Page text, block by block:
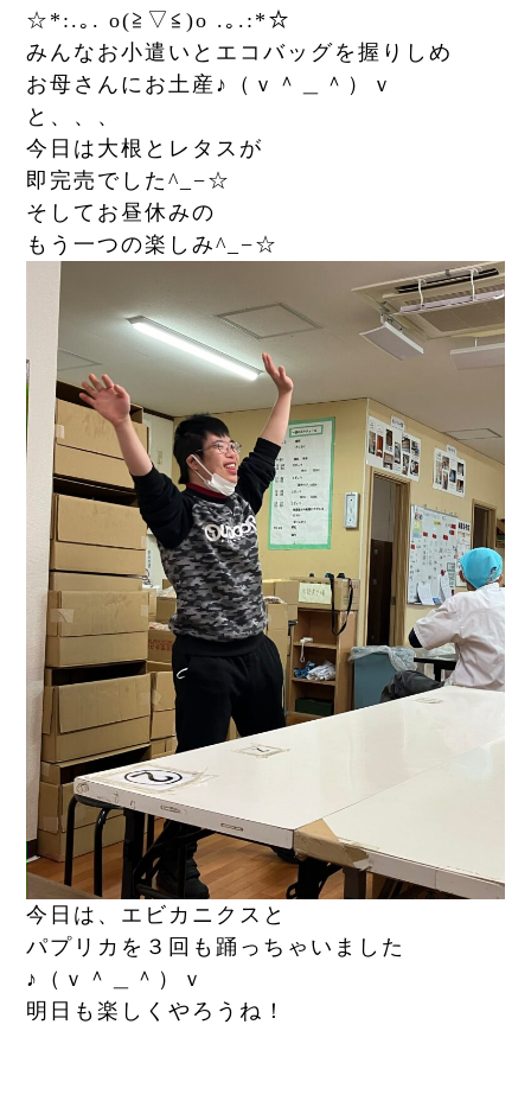
☆*:.｡. o(≧▽≦)o .｡.:*☆
みんなお小遣いとエコバッグを握りしめ
お母さんにお土産♪（ｖ＾＿＾）ｖ
と、、、
今日は大根とレタスが
即完売でした^_−☆
そしてお昼休みの
もう一つの楽しみ^_−☆
今日は、エビカニクスと
パプリカを３回も踊っちゃいました
♪（ｖ＾＿＾）ｖ
明日も楽しくやろうね！